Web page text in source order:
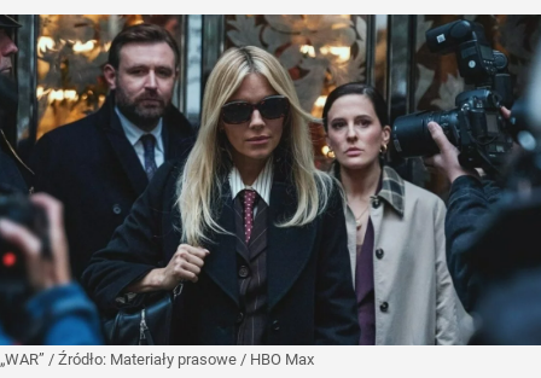
„WAR” / Źródło: Materiały prasowe / HBO Max